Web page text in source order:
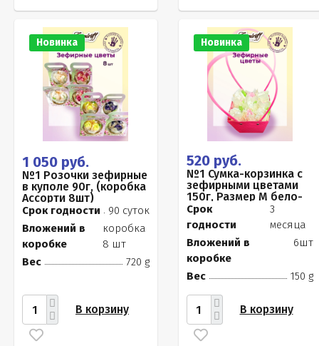
Новинка
1 050 руб.
№1 Розочки зефирные
в куполе 90г, (коробка
Ассорти 8шт)
Срок годности
90 суток
Вложений в
коробке
коробка
8 шт
Вес
720 g
В корзину
Новинка
520 руб.
№1 Сумка-корзинка с
зефирными цветами
150г, Размер М бело-
розовые бутоны
Срок
годности
3
месяца
Вложений в
коробке
6шт
Вес 150 g
В корзину